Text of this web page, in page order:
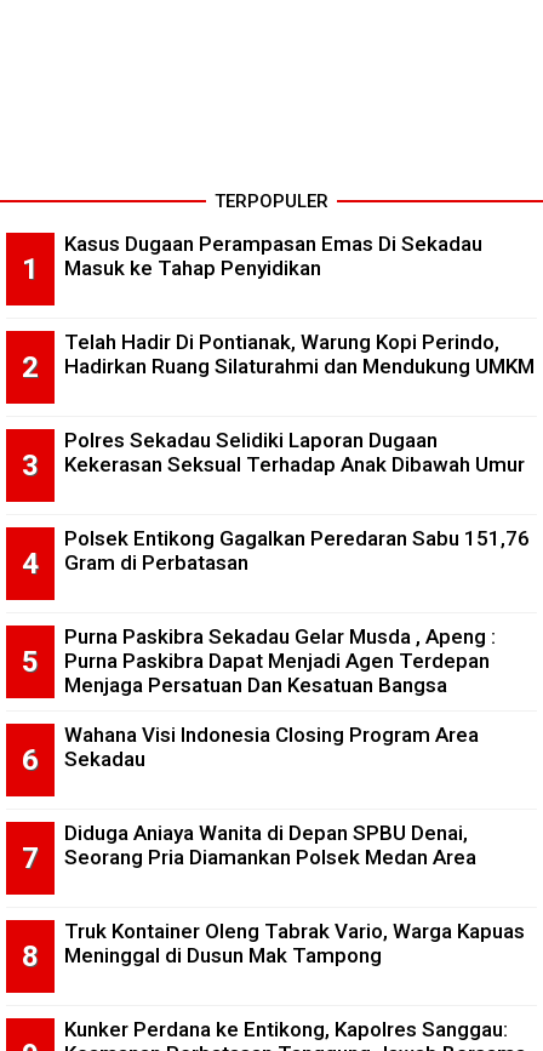
TERPOPULER
Kasus Dugaan Perampasan Emas Di Sekadau
Masuk ke Tahap Penyidikan
Telah Hadir Di Pontianak, Warung Kopi Perindo,
Hadirkan Ruang Silaturahmi dan Mendukung UMKM
Polres Sekadau Selidiki Laporan Dugaan
Kekerasan Seksual Terhadap Anak Dibawah Umur
Polsek Entikong Gagalkan Peredaran Sabu 151,76
Gram di Perbatasan
Purna Paskibra Sekadau Gelar Musda , Apeng :
Purna Paskibra Dapat Menjadi Agen Terdepan
Menjaga Persatuan Dan Kesatuan Bangsa
Wahana Visi Indonesia Closing Program Area
Sekadau
Diduga Aniaya Wanita di Depan SPBU Denai,
Seorang Pria Diamankan Polsek Medan Area
Truk Kontainer Oleng Tabrak Vario, Warga Kapuas
Meninggal di Dusun Mak Tampong
Kunker Perdana ke Entikong, Kapolres Sanggau: